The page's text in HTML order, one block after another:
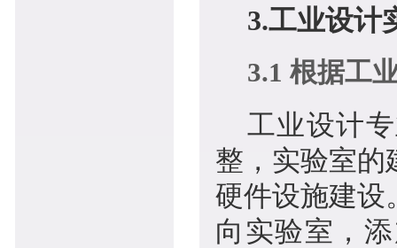
3.工业设计
3.1 根据工
工业设计
整，实验室的
硬件设施建设
向实验室，